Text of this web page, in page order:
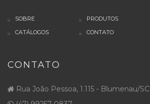
SOBRE
PRODUTOS
CATÁLOGOS
CONTATO
CONTATO
Rua João Pessoa, 1.115 - Blumenau/SC